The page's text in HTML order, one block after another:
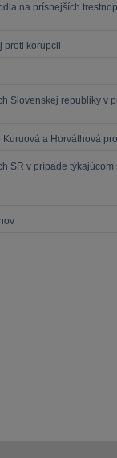
na prísnejších
proti korupcii
Slovenskej republiky v
a Horváthová
SR v prípade týkajúcom